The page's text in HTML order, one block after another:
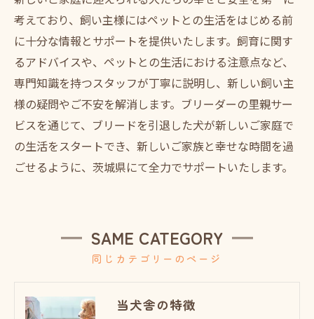
考えており、飼い主様にはペットとの生活をはじめる前
に十分な情報とサポートを提供いたします。飼育に関す
るアドバイスや、ペットとの生活における注意点など、
専門知識を持つスタッフが丁寧に説明し、新しい飼い主
様の疑問やご不安を解消します。ブリーダーの里親サー
ビスを通じて、ブリードを引退した犬が新しいご家庭で
の生活をスタートでき、新しいご家族と幸せな時間を過
ごせるように、茨城県にて全力でサポートいたします。
同じカテゴリーのページ
SAME CATEGORY
当犬舎の特徴